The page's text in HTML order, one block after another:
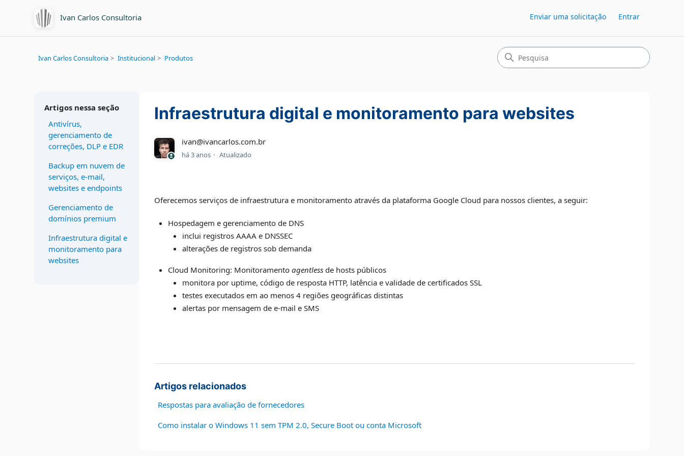
Ivan Carlos Consultoria Enviar uma solicitação Entrar
Ivan Carlos Consultoria Institucional Produtos
Artigos nessa seção
Antivírus,
gerenciamento de
correções, DLP e EDR
Backup em nuvem de
serviços, e-mail,
websites e endpoints
Gerenciamento de
domínios premium
Infraestrutura digital e
monitoramento para
websites
Infraestrutura digital e monitoramento para websites
ivan@ivancarlos.com.br
há 3 anos Atualizado
Oferecemos serviços de infraestrutura e monitoramento através da plataforma Google Cloud para nossos clientes, a seguir:
Hospedagem e gerenciamento de DNS
inclui registros AAAA e DNSSEC
alterações de registros sob demanda
Cloud Monitoring: Monitoramentoagentless de hosts públicos
monitora por uptime, código de resposta HTTP, latência e validade de certificados SSL
testes executados em ao menos 4 regiões geográficas distintas
alertas por mensagem de e-mail e SMS
Artigos relacionados
Respostas para avaliação de fornecedores
Como instalar o Windows 11 sem TPM 2.0, Secure Boot ou conta Microsoft